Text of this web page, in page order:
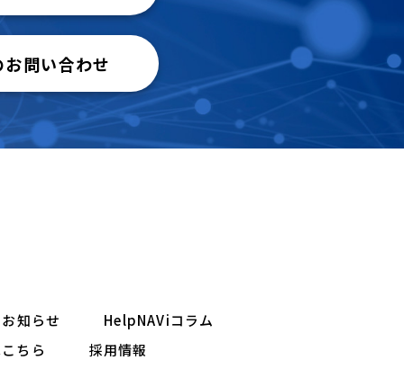
お問い合わせ
お知らせ
HelpNAViコラム
ちら
採用情報